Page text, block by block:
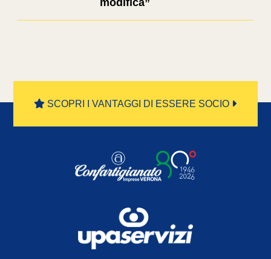
SCOPRI I VANTAGGI DI ESSERE SOCIO